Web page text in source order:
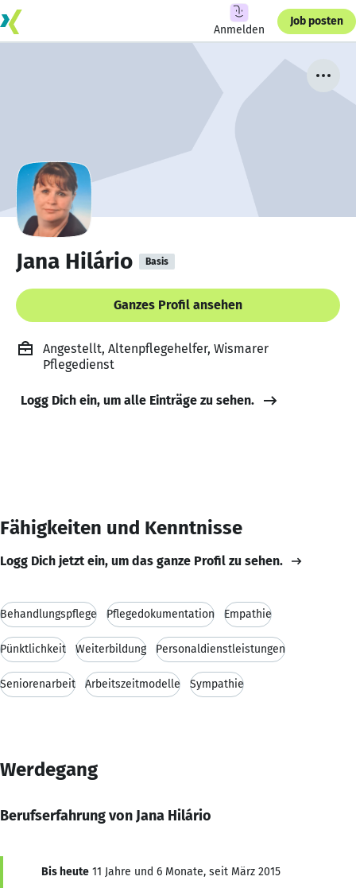
Anmelden
Job posten
Jana Hilário Basis
Ganzes Profil ansehen
Angestellt, Altenpflegehelfer, Wismarer
Pflegedienst
Logg Dich ein, um alle Einträge zu sehen.
Fähigkeiten und Kenntnisse
Logg Dich jetzt ein, um das ganze Profil zu sehen.
Behandlungspflege Pflegedokumentation Empathie
Pünktlichkeit Weiterbildung Personaldienstleistungen
Seniorenarbeit Arbeitszeitmodelle Sympathie
Werdegang
Berufserfahrung von Jana Hilário
Bis heute 11 Jahre und 6 Monate, seit März 2015